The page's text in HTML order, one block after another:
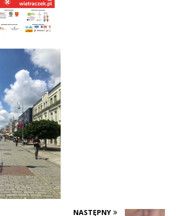
NASTĘPNY